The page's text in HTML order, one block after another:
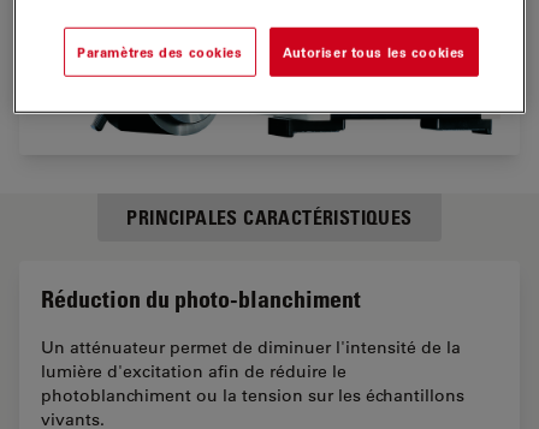
PRINCIPALES CARACTÉRISTIQUES
Réduction du photo-blanchiment
Un atténuateur permet de diminuer l'intensité de la
lumière d'excitation afin de réduire le
photoblanchiment ou la tension sur les échantillons
vivants.
Paramètres des cookies Autoriser tous les cookies